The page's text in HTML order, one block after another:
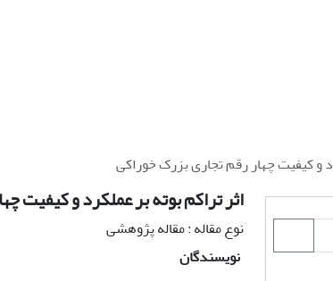
و کیفیت چهار رقم تجاری بزرک خوراکی
اثر تراکم بوته بر عملکرد و کیفیت
نوع مقاله : مقاله پژوهشی
نویسندگان